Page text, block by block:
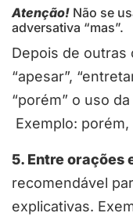
Atenção! Não se
adversativa “mas”.
Depois de outras
“apesar”,
“porém” o uso
Exemplo:
5. Entre orações
recomendável
explicativas.